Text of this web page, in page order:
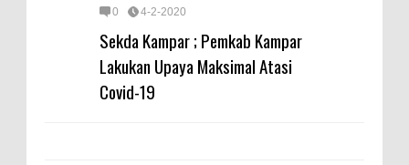
0 4-2-2020
Sekda Kampar ; Pemkab Kampar
Lakukan Upaya Maksimal Atasi
Covid-19